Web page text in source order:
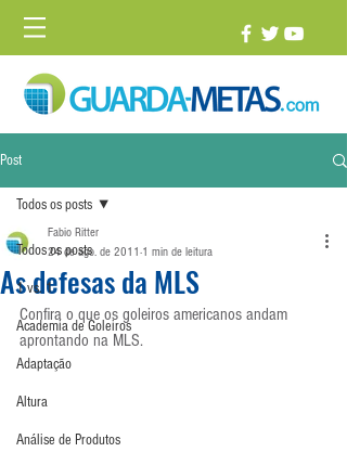
Post
Todos os posts
1 vs. 1
Academia de Goleiros
Adaptação
Altura
Análise de Produtos
Todos os posts
As defesas da MLS
Fabio Ritter
24 de ago. de 2011 1 min de leitura
Confira o que os goleiros americanos andam
aprontando na MLS.